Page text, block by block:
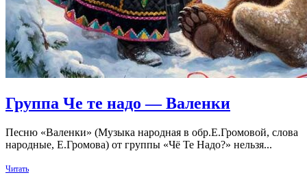
Группа Че те надо — Валенки
Песню «Валенки» (Музыка народная в обр.Е.Громовой, слова
народные, Е.Громова) от группы «Чё Те Надо?» нельзя...
Читать